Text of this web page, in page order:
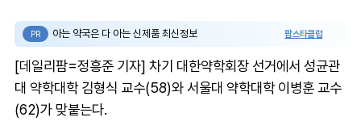
PR 아는 약국은 다 아는 신제품 최신정보 팜스타클럽
[데일리팜=정흥준 기자] 차기 대한약학회장 선거에서 성균관
대 약학대학 김형식 교수(58)와 서울대 약학대학 이병훈 교수
(62)가 맞붙는다.